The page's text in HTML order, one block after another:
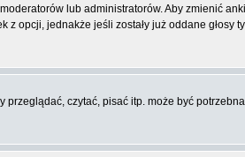
lub administratorów. Aby zmienić
opcji, jednakże jeśli zostały już oddane
czytać, pisać itp. może być